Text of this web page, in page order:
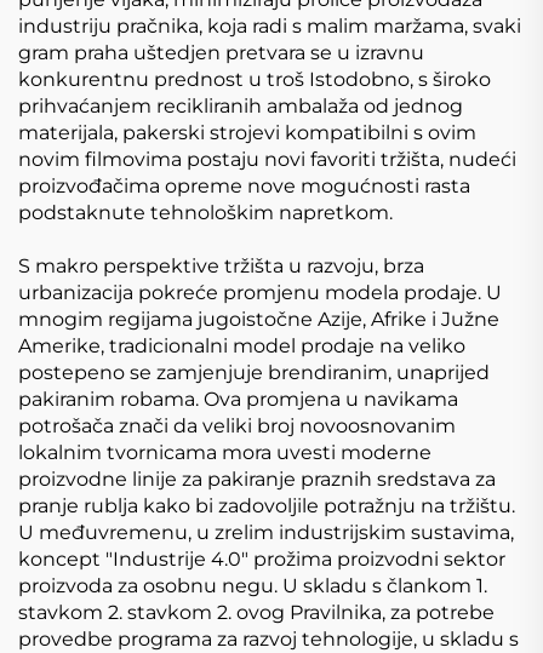
industriju pračnika, koja radi s malim maržama, svaki
gram praha uštedjen pretvara se u izravnu
konkurentnu prednost u troš Istodobno, s široko
prihvaćanjem recikliranih ambalaža od jednog
materijala, pakerski strojevi kompatibilni s ovim
novim filmovima postaju novi favoriti tržišta, nudeći
proizvođačima opreme nove mogućnosti rasta
podstaknute tehnološkim napretkom.
S makro perspektive tržišta u razvoju, brza
urbanizacija pokreće promjenu modela prodaje. U
mnogim regijama jugoistočne Azije, Afrike i Južne
Amerike, tradicionalni model prodaje na veliko
postepeno se zamjenjuje brendiranim, unaprijed
pakiranim robama. Ova promjena u navikama
potrošača znači da veliki broj novoosnovanim
lokalnim tvornicama mora uvesti moderne
proizvodne linije za pakiranje praznih sredstava za
pranje rublja kako bi zadovoljile potražnju na tržištu.
U međuvremenu, u zrelim industrijskim sustavima,
koncept "Industrije 4.0" prožima proizvodni sektor
proizvoda za osobnu negu. U skladu s člankom 1.
stavkom 2. stavkom 2. ovog Pravilnika, za potrebe
provedbe programa za razvoj tehnologije, u skladu s